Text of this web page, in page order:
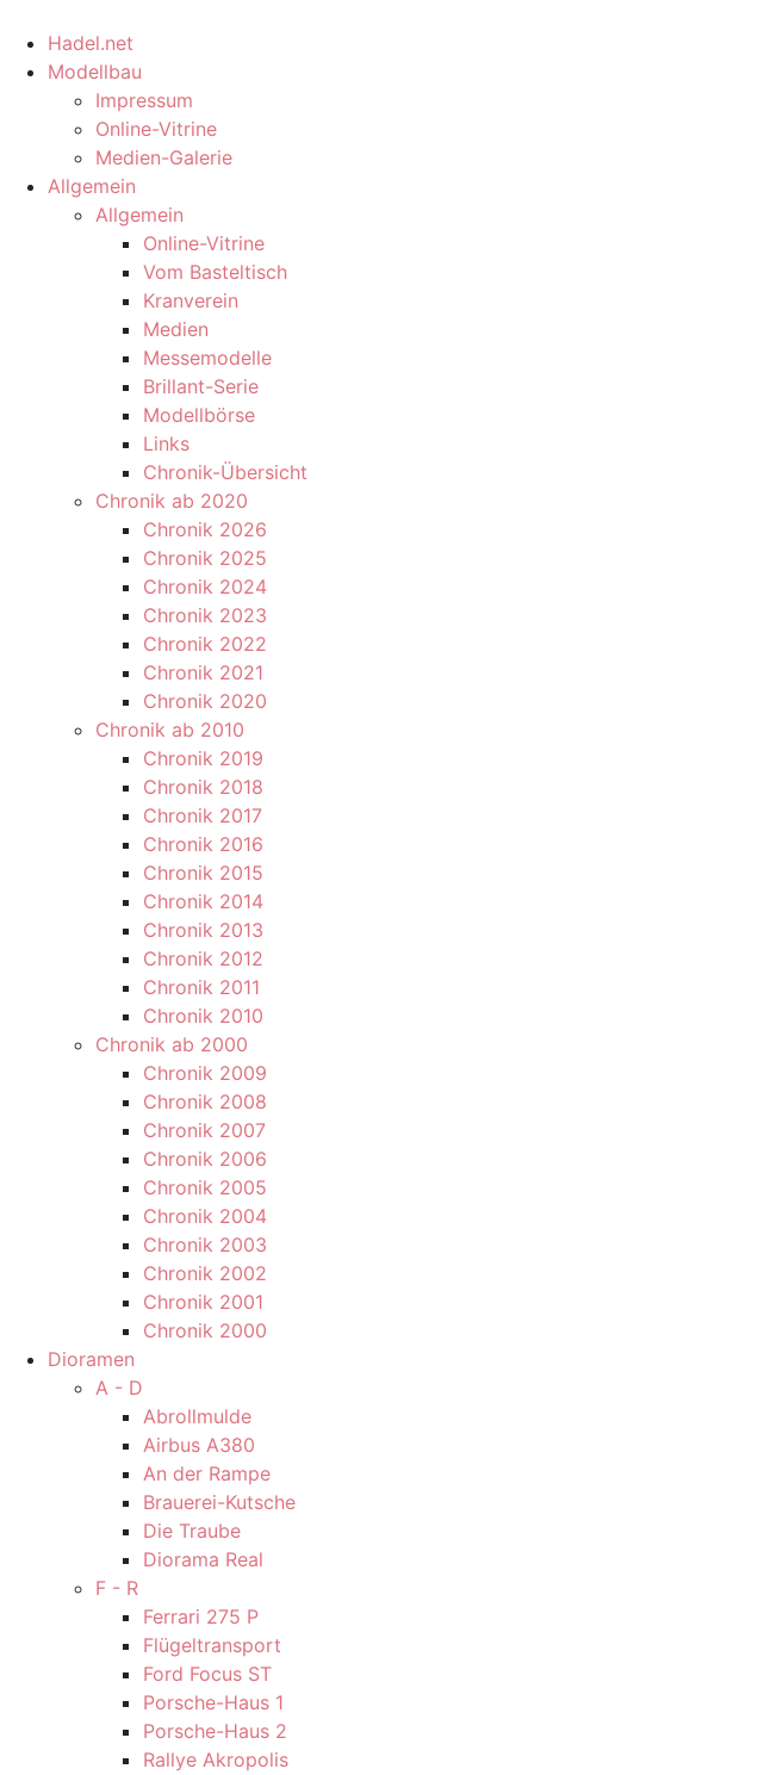
Hadel.net
Modellbau
Impressum
Online-Vitrine
Medien-Galerie
Allgemein
Allgemein
Online-Vitrine
Vom Basteltisch
Kranverein
Medien
Messemodelle
Brillant-Serie
Modellbörse
Links
Chronik-Übersicht
Chronik ab 2020
Chronik 2026
Chronik 2025
Chronik 2024
Chronik 2023
Chronik 2022
Chronik 2021
Chronik 2020
Chronik ab 2010
Chronik 2019
Chronik 2018
Chronik 2017
Chronik 2016
Chronik 2015
Chronik 2014
Chronik 2013
Chronik 2012
Chronik 2011
Chronik 2010
Chronik ab 2000
Chronik 2009
Chronik 2008
Chronik 2007
Chronik 2006
Chronik 2005
Chronik 2004
Chronik 2003
Chronik 2002
Chronik 2001
Chronik 2000
Dioramen
A - D
Abrollmulde
Airbus A380
An der Rampe
Brauerei-Kutsche
Die Traube
Diorama Real
F - R
Ferrari 275 P
Flügeltransport
Ford Focus ST
Porsche-Haus 1
Porsche-Haus 2
Rallye Akropolis